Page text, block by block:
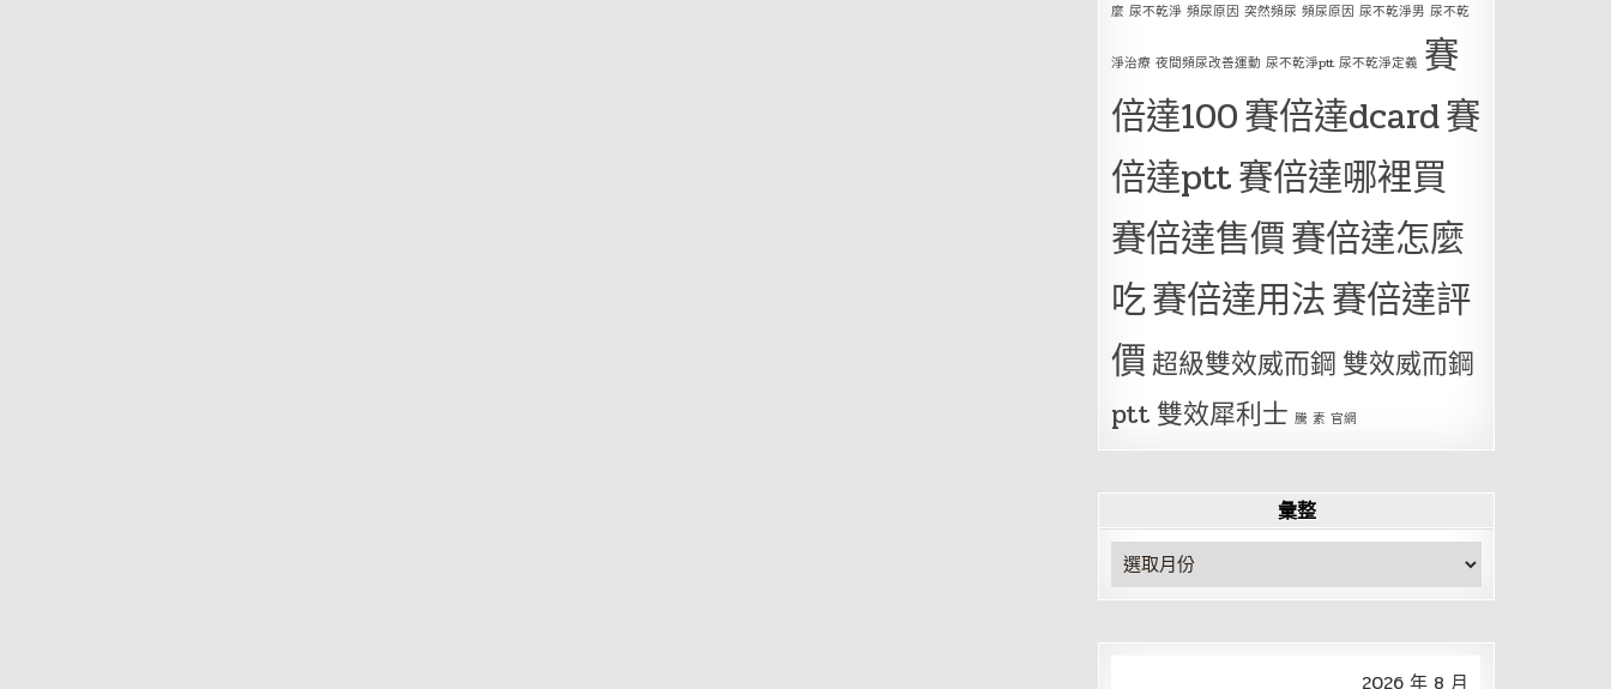
麼 尿不乾淨 頻尿原因 突然頻尿 頻尿原因 尿不乾淨男 尿不乾
淨治療 夜間頻尿改善運動 尿不乾淨ptt 尿不乾淨定義 賽
倍達100賽倍達dcard賽
倍達ptt賽倍達哪裡買
賽倍達售價賽倍達怎麼
吃賽倍達用法賽倍達評
價超級雙效威而鋼 雙效威而鋼
ptt 雙效犀利士 騰 素 官網
彙整
彙
整
2026 年 8 月